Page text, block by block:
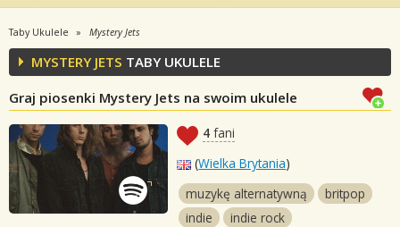
Taby Ukulele Mystery Jets
MYSTERY JETS TABY UKULELE
Graj piosenki Mystery Jets na swoim ukulele
4 fani
(Wielka Brytania)
muzykę alternatywną
britpop
indie
indie rock